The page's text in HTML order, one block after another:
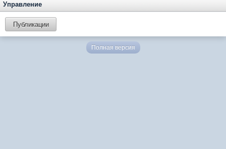
Управление
Публикации
Полная версия